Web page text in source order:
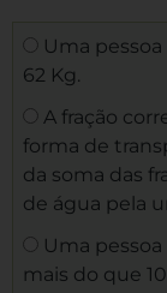
Uma
62 Kg.
A fração
forma de
da soma das
de água pela
Uma
mais do que